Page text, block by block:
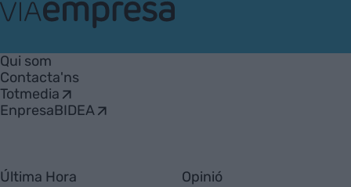
Empresa
Qui som
Contacta'ns
Totmedia
EnpresaBIDEA
Última Hora Opinió